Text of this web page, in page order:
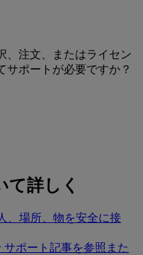
、注文、またはライセン
サポートが必要ですか？
て詳しく
人、場所、物を安全に接
サポート記事を参照また